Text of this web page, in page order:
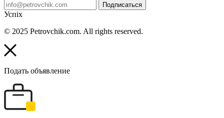
Подписаться
Успіх
© 2025 Petrovchik.com. All rights reserved.
Подать объявление